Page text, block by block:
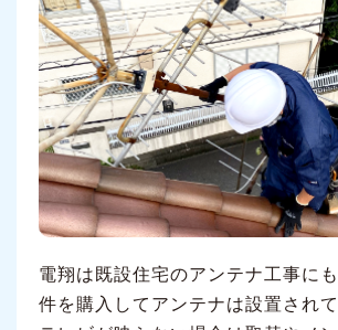
電翔は既設住宅のアンテナ工事に
件を購入してアンテナは設置されて